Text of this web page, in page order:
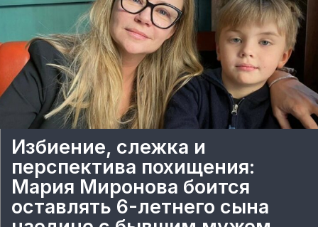
Избиение, слежка и
перспектива похищения:
Мария Миронова боится
оставлять 6-летнего сына